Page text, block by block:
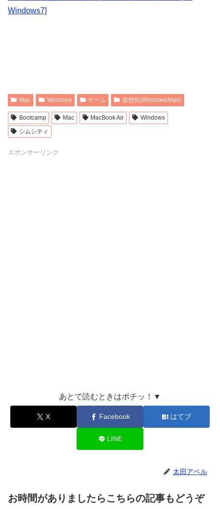
Windows7]
Mac Windows ゲーム 仮想化(Windows/Mac)
Bootcamp Mac MacBook Air
Windows
シムシティ
スポンサーリンク
あとで読むときはポチッ！▼
X Facebook はてブ
LINE
太田アベル
お時間がありましたらこちらの記事もどうぞ